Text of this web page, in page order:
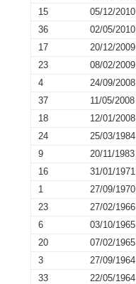
15
05/12/2010
36
02/05/2010
17
20/12/2009
23
08/02/2009
4
24/09/2008
37
11/05/2008
18
12/01/2008
24
25/03/1984
9
20/11/1983
16
31/01/1971
1
27/09/1970
23
27/02/1966
6
03/10/1965
20
07/02/1965
3
27/09/1964
33
22/05/1964